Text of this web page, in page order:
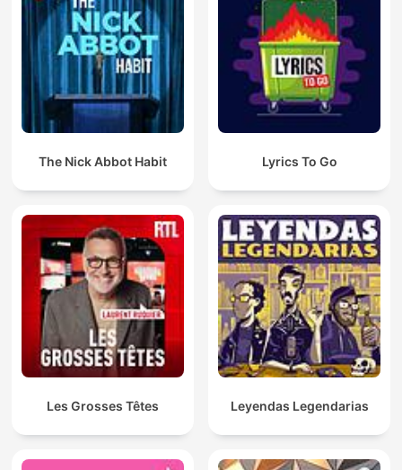
The Nick Abbot Habit Lyrics To Go
Les Grosses Têtes Leyendas Legendarias